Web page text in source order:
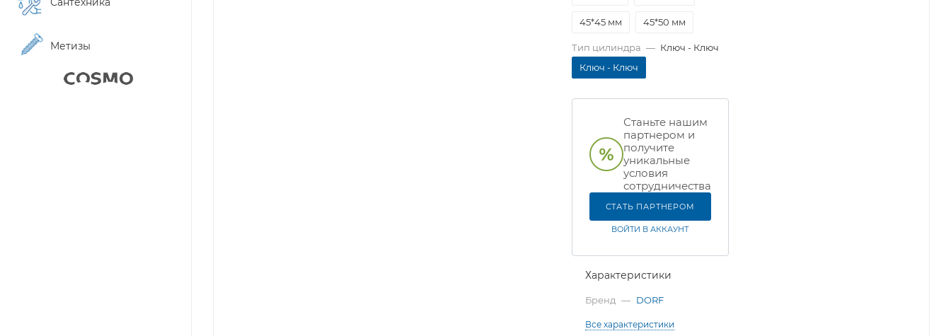
Метизы
45*45 мм 45*50 мм
Тип цилиндра — Ключ - Ключ
Ключ - Ключ
Станьте нашим
партнером и
получите
уникальные
условия
сотрудничества
СТАТЬ ПАРТНЕРОМ
ВОЙТИ В АККАУНТ
Характеристики
Бренд — DORF
Все характеристики